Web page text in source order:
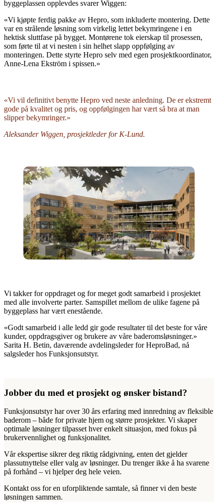
byggeplassen opplevdes svarer Wiggen:
«Vi kjøpte ferdig pakke av Hepro, som inkluderte montering. Dette
var en strålende løsning som virkelig lettet bekymringene i en
hektisk sluttfase på bygget. Montørene tok eierskap til prosessen,
som førte til at vi nesten i sin helhet slapp oppfølging av
monteringen. Dette styrte Hepro selv med egen prosjektkoordinator,
Anne-Lena Ekström i spissen.»
«Vi vil definitivt benytte Hepro ved neste anledning. De er ekstremt
gode på kvalitet og pris, og oppfølgingen har vært så bra at man
slipper bekymringer.»
Aleksander Wiggen, prosjektleder for K-Lund.
Vi takker for oppdraget og for meget godt samarbeid i prosjektet
med alle involverte parter. Samspillet mellom de ulike fagene på
byggeplass har vært enestående.
«Godt samarbeid i alle ledd gir gode resultater til det beste for våre
kunder, oppdragsgiver og brukere av våre baderomsløsninger.»
Sarita H. Betin, daværende avdelingsleder for HeproBad, nå
salgsleder hos Funksjonsutstyr.
Jobber du med et prosjekt og ønsker bistand?
Funksjonsutstyr har over 30 års erfaring med innredning av fleksible
baderom – både for private hjem og større prosjekter. Vi skaper
optimale løsninger tilpasset hver enkelt situasjon, med fokus på
brukervennlighet og funksjonalitet.
Vår ekspertise sikrer deg riktig rådgivning, enten det gjelder
plassutnyttelse eller valg av løsninger. Du trenger ikke å ha svarene
på forhånd – vi hjelper deg hele veien.
Kontakt oss for en uforpliktende samtale, så finner vi den beste
løsningen sammen.